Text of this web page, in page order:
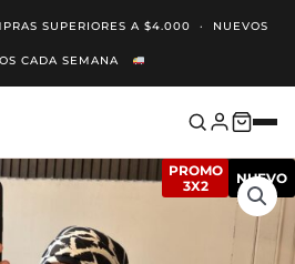
SUPERIORES A $4.000 · NUEVOS
CADA SEMANA
PROMO
3X2
NUEVO